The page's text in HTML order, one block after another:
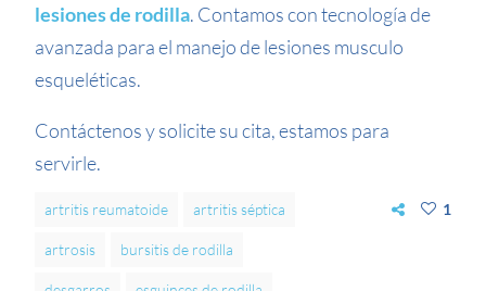
lesiones de rodilla. Contamos con tecnología de
avanzada para el manejo de lesiones musculo
esqueléticas.
Contáctenos y solicite su cita, estamos para
servirle.
artritis reumatoide artritis séptica
artrosis bursitis de rodilla
1